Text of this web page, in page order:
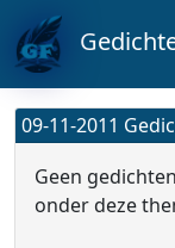
09-11-2011
Geen
onder deze